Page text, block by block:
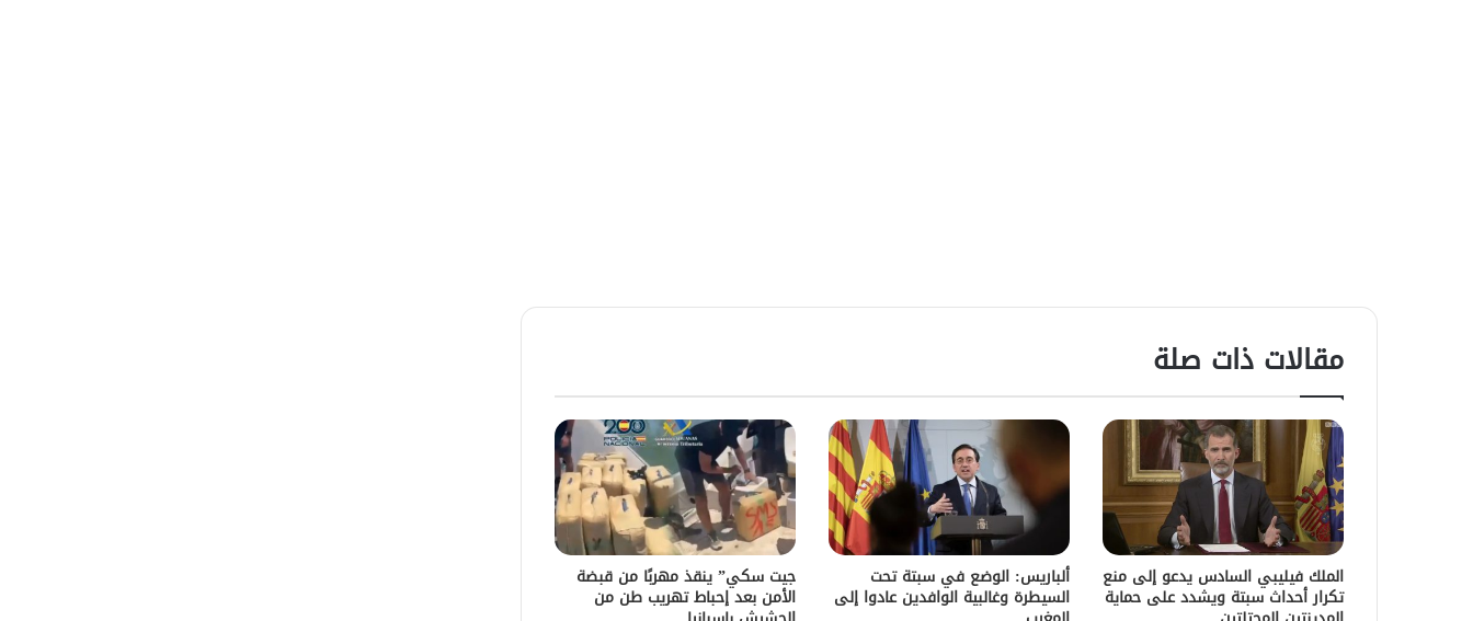
مقالات ذات صلة
الملك فيليبي السادس يدعو إلى منع
تكرار أحداث سبتة ويشدد على حماية
ألباريس: الوضع في سبتة تحت
السيطرة وغالبية الوافدين عادوا إلى
جيت سكي” ينقذ مهربًا من قبضة
الأمن بعد إحباط تهريب طن من